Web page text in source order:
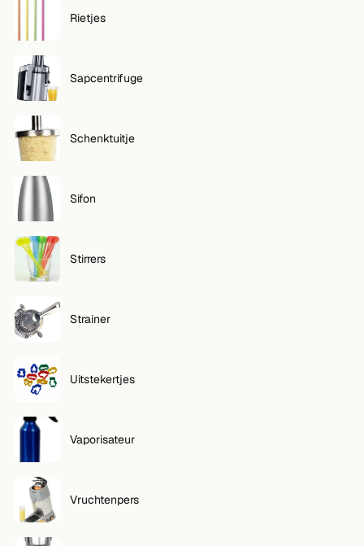
Rietjes
Sapcentrifuge
Schenktuitje
Sifon
Stirrers
Strainer
Uitstekertjes
Vaporisateur
Vruchtenpers